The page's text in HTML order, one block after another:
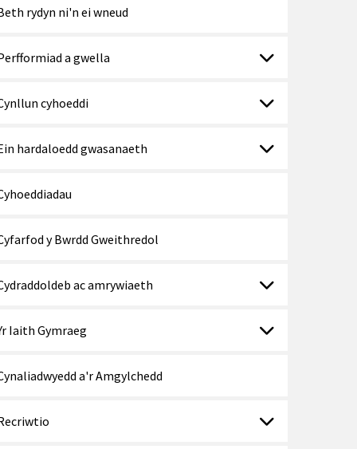
rydyn ni'n ei wneud
a gwella
cyhoeddi
hardaloedd gwasanaeth
y Bwrdd Gweithredol
ac amrywiaeth
Iaith Gymraeg
a'r Amgylchedd